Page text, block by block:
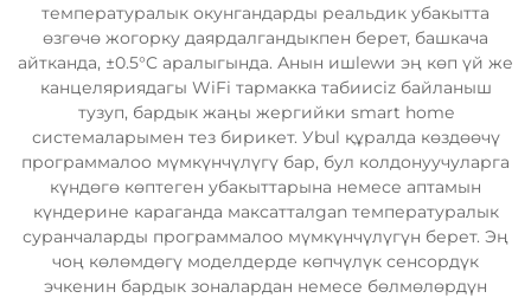
температуралык окунгандарды реальдик убакытта
өзгөчө жогорку даярдалгандыкпен берет, башкача
айтканда, ±0.5°C аралыгында. Анын ишlewи эң көп үй же
канцеляриядагы WiFi тармакка табиисiz байланыш
тузуп, бардык жаңы жергийки smart home
системаларымен тез бирикет. Уbul құралда көздөөчү
программалоо мүмкүнчүлүгү бар, бул колдонуучуларга
күндөгө көптеген убакыттарына немесе аптамын
күндерине караганда максатталgan температуралык
суранчаларды программалоо мүмкүнчүлүгүн берет. Эң
чоң көлөмдөгү моделдерде көпчүлүк сенсордүк
эчкенин бардык зоналардан немесе бөлмөлөрдүн